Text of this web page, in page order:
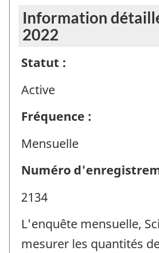
Information
2022
Statut :
Active
Fréquence :
Mensuelle
Numéro
2134
L'enquête mensuelle,
mesurer les quantités